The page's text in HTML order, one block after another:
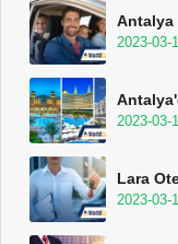
Antalya
2023-03-
2023-03-
Lara
2023-03-